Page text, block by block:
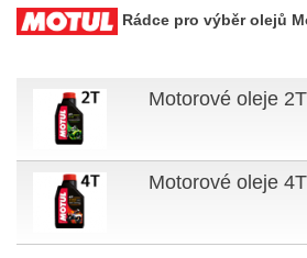
Rádce pro výběr olejů
Motorové oleje 2T
Motorové oleje 4T